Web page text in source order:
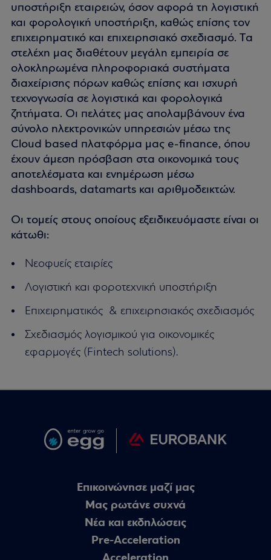
υποστήριξη εταιρειών, όσον αφορά τη λογιστική
και φορολογική υποστήριξη, καθώς επίσης τον
επιχειρηματικό και επιχειρησιακό σχεδιασμό. Tα
στελέχη μας διαθέτουν μεγάλη εμπειρία σε
ολοκληρωμένα πληροφοριακά συστήματα
διαχείρισης πόρων καθώς επίσης και ισχυρή
τεχνογνωσία σε λογιστικά και φορολογικά
ζητήματα. Οι πελάτες μας απολαμβάνουν ένα
σύνολο ηλεκτρονικών υπηρεσιών μέσω της
Cloud based πλατφόρμα μας e-finance, όπου
έχουν άμεση πρόσβαση στα οικονομικά τους
αποτελέσματα και ενημέρωση μέσω
dashboards, datamarts και αριθμοδεικτών.
Οι τομείς στους οποίους εξειδικευόμαστε είναι οι
κάτωθι:
Νεοφυείς εταιρίες
Λογιστική και φοροτεχνική υποστήριξη
Επιχειρηματικός & επιχειρησιακός σχεδιασμός
Σχεδιασμός λογισμικού για οικονομικές
εφαρμογές (Fintech solutions).
Επικοινώνησε μαζί μας
Μας ρωτάνε συχνά
Nέα και εκδηλώσεις
Pre-Acceleration